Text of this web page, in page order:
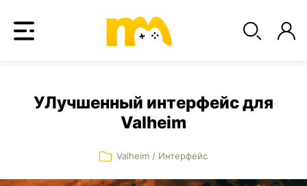
УЛучшенный интерфейс для
Valheim
Valheim / Интерфейс